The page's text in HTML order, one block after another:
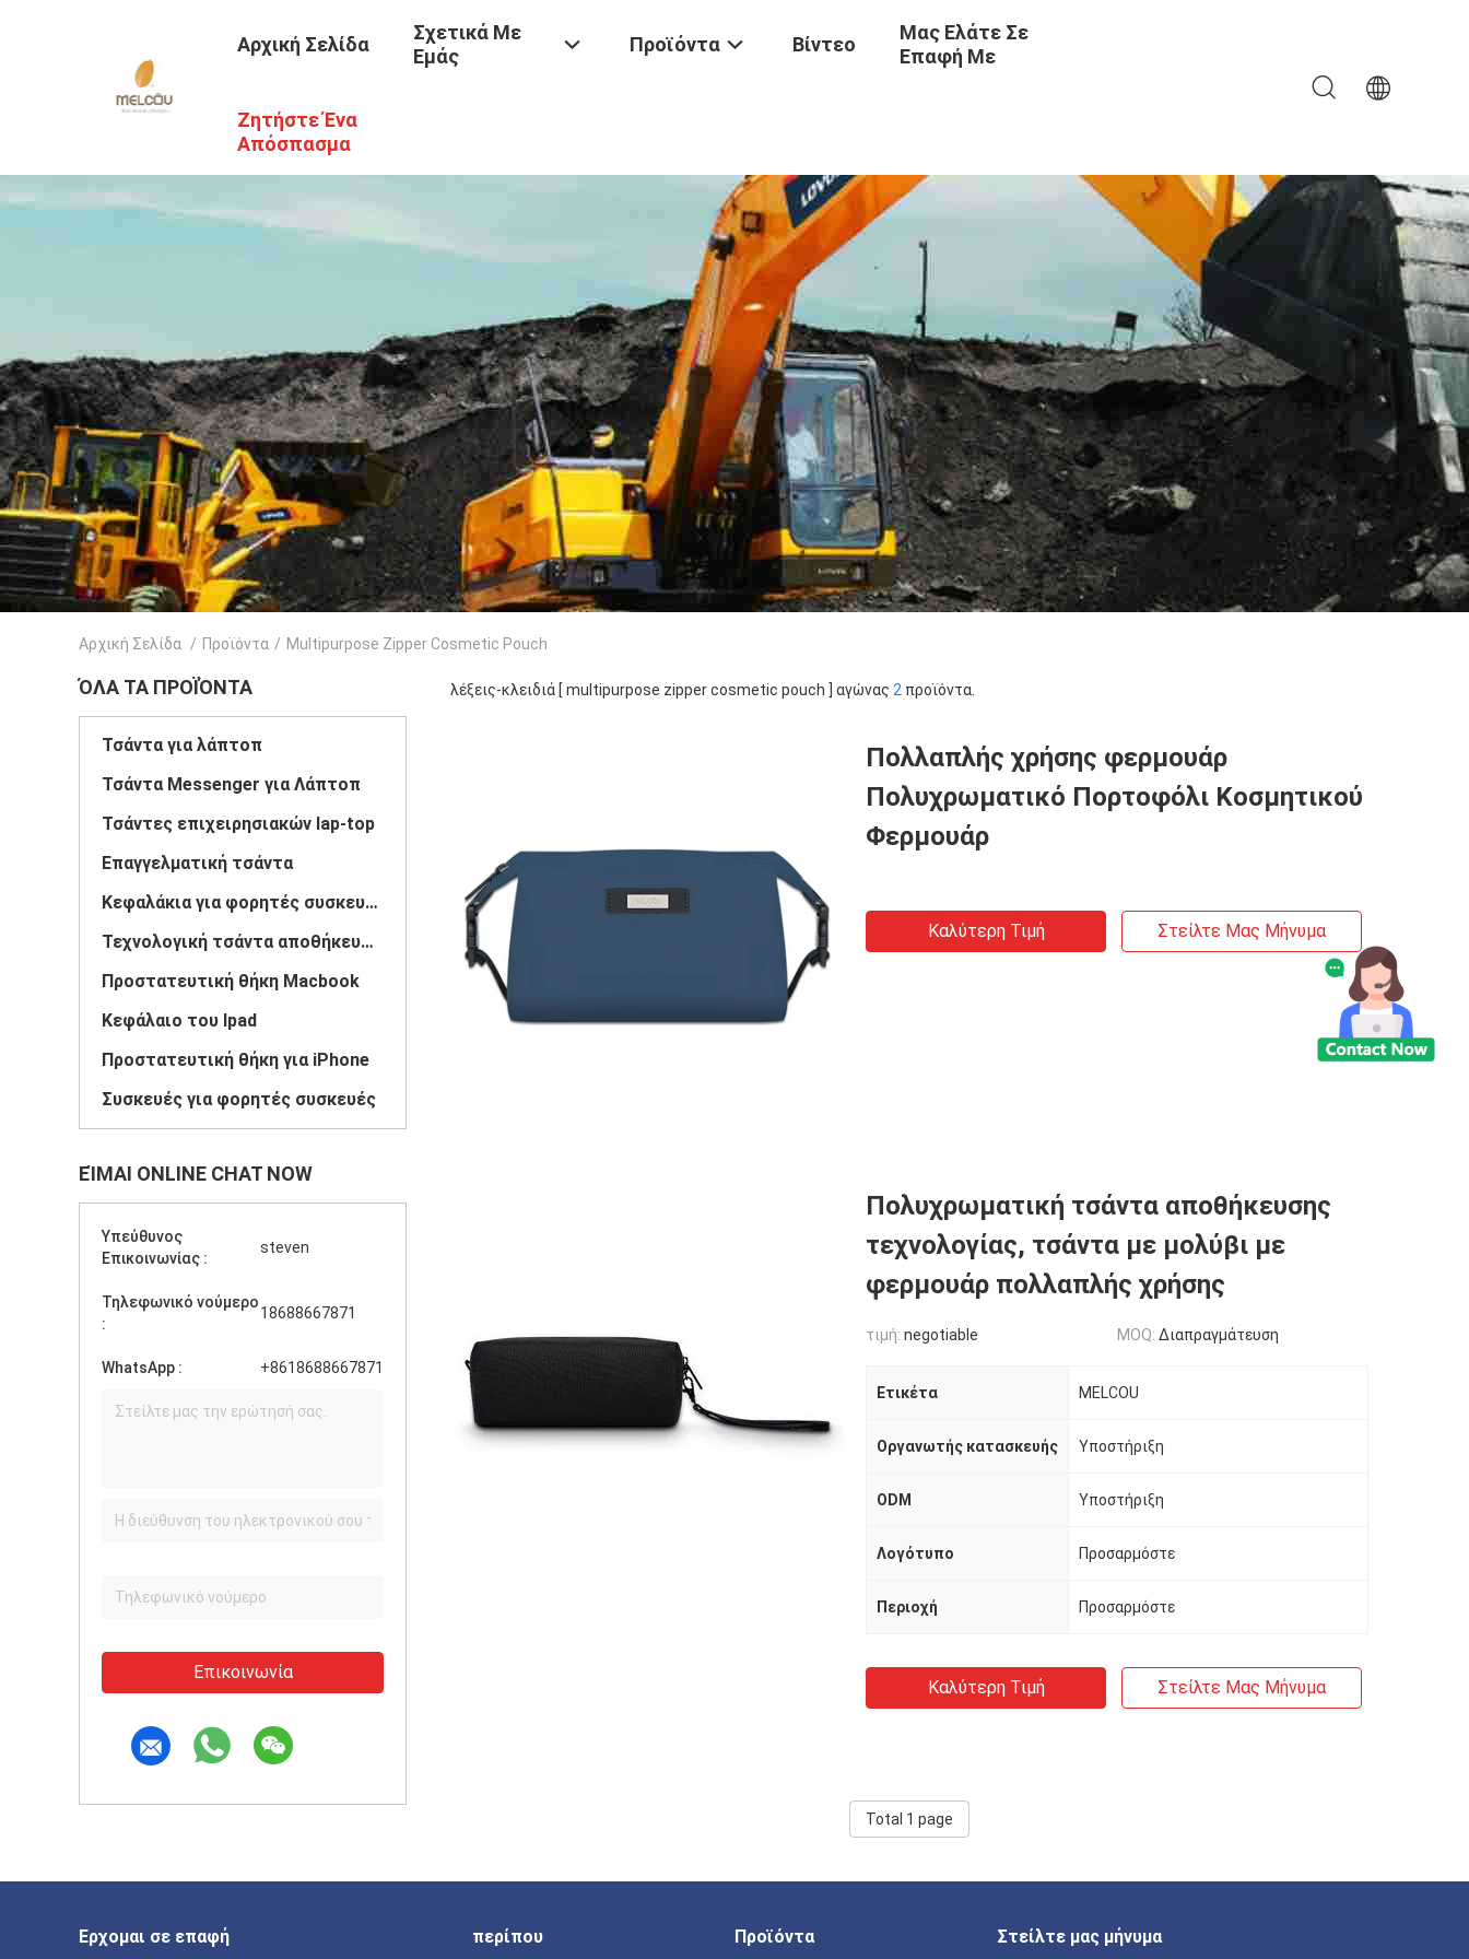
Αρχική Σελίδα
Σχετικά Με
Εμάς
Προϊόντα Βίντεο
Μας Ελάτε Σε
Επαφή Με
Ζητήστε Ένα
Απόσπασμα
Αρχική Σελίδα / Προϊόντα / Multipurpose Zipper Cosmetic Pouch
ΌΛΑ ΤΑ ΠΡΟΪΌΝΤΑ
Τσάντα για λάπτοπ
Τσάντα Messenger για Λάπτοπ
Τσάντες επιχειρησιακών lap-top
Επαγγελματική τσάντα
Κεφαλάκια για φορητές συσκευές
Τεχνολογική τσάντα αποθήκευσης
Προστατευτική θήκη Macbook
Κεφάλαιο του Ipad
Προστατευτική θήκη για iPhone
Συσκευές για φορητές συσκευές
ΕΊΜΑΙ ONLINE CHAT NOW
Υπεύθυνος
Επικοινωνίας :
steven
Τηλεφωνικό νούμερο
:
18688667871
WhatsApp : +8618688667871
Επικοινωνία
λέξεις-κλειδιά [ multipurpose zipper cosmetic pouch ] αγώνας 2 προϊόντα.
Πολλαπλής χρήσης φερμουάρ
Πολυχρωματικό Πορτοφόλι Κοσμητικού
Φερμουάρ
Καλύτερη Τιμή Στείλτε Μας Μήνυμα
Πολυχρωματική τσάντα αποθήκευσης
τεχνολογίας, τσάντα με μολύβι με
φερμουάρ πολλαπλής χρήσης
τιμή: negotiable MOQ: Διαπραγμάτευση
Ετικέτα MELCOU
Οργανωτής κατασκευής Υποστήριξη
ODM Υποστήριξη
Λογότυπο Προσαρμόστε
Περιοχή Προσαρμόστε
Καλύτερη Τιμή Στείλτε Μας Μήνυμα
Total 1 page
Ερχομαι σε επαφή περίπου Προϊόντα Στείλτε μας μήνυμα